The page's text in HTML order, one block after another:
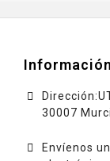
30007
Envíenos